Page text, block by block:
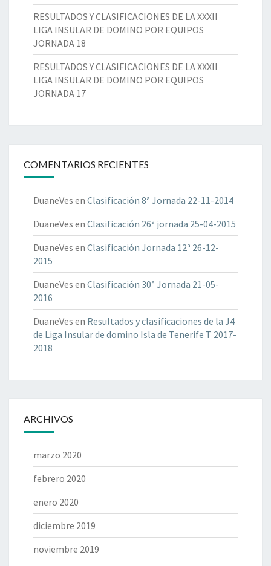
RESULTADOS Y CLASIFICACIONES DE LA XXXII
LIGA INSULAR DE DOMINO POR EQUIPOS
JORNADA 18
RESULTADOS Y CLASIFICACIONES DE LA XXXII
LIGA INSULAR DE DOMINO POR EQUIPOS
JORNADA 17
COMENTARIOS RECIENTES
DuaneVes en Clasificación 8ª Jornada 22-11-2014
DuaneVes en Clasificación 26ª jornada 25-04-2015
DuaneVes en Clasificación Jornada 12ª 26-12-
2015
DuaneVes en Clasificación 30ª Jornada 21-05-
2016
DuaneVes en Resultados y clasificaciones de la J4
de Liga Insular de domino Isla de Tenerife T 2017-
2018
ARCHIVOS
marzo 2020
febrero 2020
enero 2020
diciembre 2019
noviembre 2019